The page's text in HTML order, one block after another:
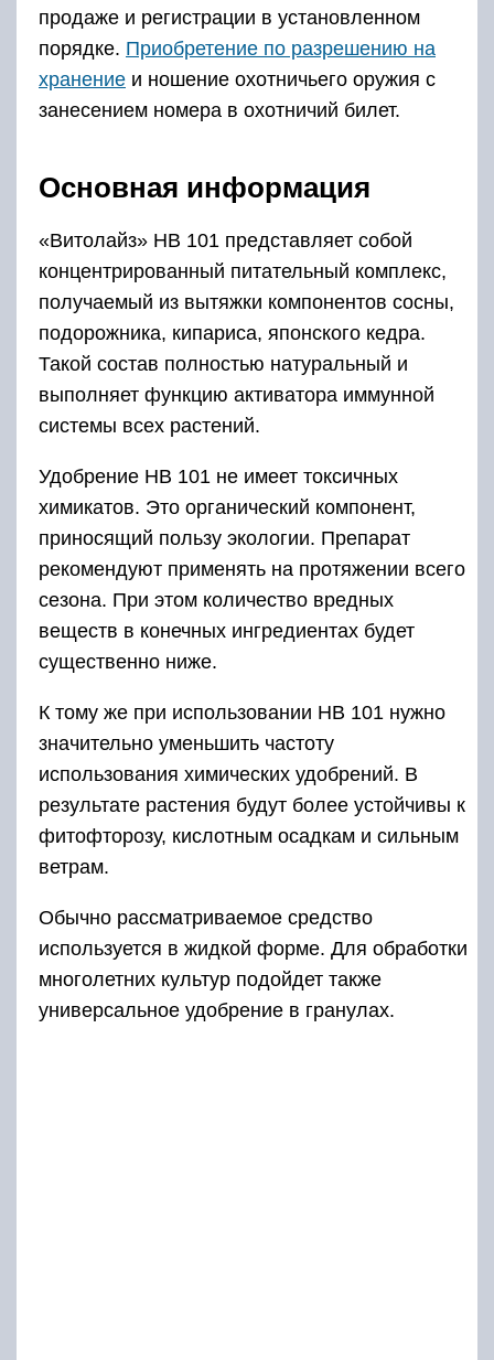
продаже и регистрации в установленном
порядке. Приобретение по разрешению на
хранение и ношение охотничьего оружия с
занесением номера в охотничий билет.
Основная информация
«Витолайз» НВ 101 представляет собой
концентрированный питательный комплекс,
получаемый из вытяжки компонентов сосны,
подорожника, кипариса, японского кедра.
Такой состав полностью натуральный и
выполняет функцию активатора иммунной
системы всех растений.
Удобрение НВ 101 не имеет токсичных
химикатов. Это органический компонент,
приносящий пользу экологии. Препарат
рекомендуют применять на протяжении всего
сезона. При этом количество вредных
веществ в конечных ингредиентах будет
существенно ниже.
К тому же при использовании НВ 101 нужно
значительно уменьшить частоту
использования химических удобрений. В
результате растения будут более устойчивы к
фитофторозу, кислотным осадкам и сильным
ветрам.
Обычно рассматриваемое средство
используется в жидкой форме. Для обработки
многолетних культур подойдет также
универсальное удобрение в гранулах.